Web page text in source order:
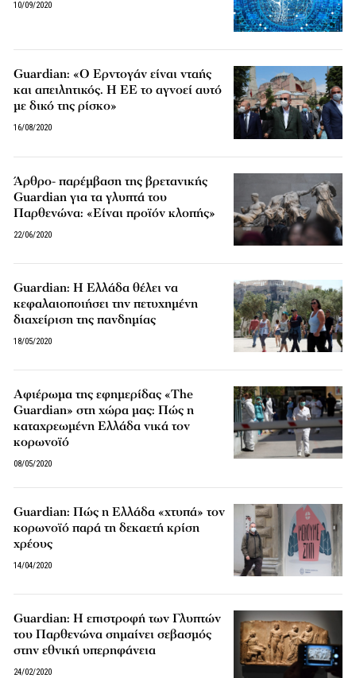
10/09/2020
Guardian: «Ο Ερντογάν είναι νταής
και απειλητικός. Η ΕΕ το αγνοεί αυτό
με δικό της ρίσκο»
16/08/2020
Άρθρο- παρέμβαση της βρετανικής
Guardian για τα γλυπτά του
Παρθενώνα: «Είναι προϊόν κλοπής»
22/06/2020
Guardian: Η Ελλάδα θέλει να
κεφαλαιοποιήσει την πετυχημένη
διαχείριση της πανδημίας
18/05/2020
Αφιέρωμα της εφημερίδας «The
Guardian» στη χώρα μας: Πώς η
καταχρεωμένη Ελλάδα νικά τον
κορωνοϊό
08/05/2020
Guardian: Πώς η Ελλάδα «χτυπά» τον
κορωνοϊό παρά τη δεκαετή κρίση
χρέους
14/04/2020
Guardian: Η επιστροφή των Γλυπτών
του Παρθενώνα σημαίνει σεβασμός
στην εθνική υπερηφάνεια
24/02/2020